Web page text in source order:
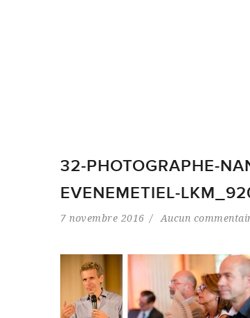
32-PHOTOGRAPHE-
EVENEMETIEL-
7 novembre 2016 Aucun